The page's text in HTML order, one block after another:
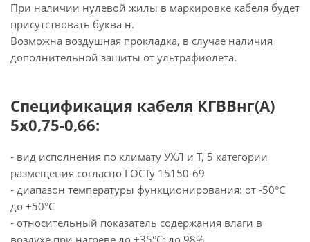
При наличии нулевой жилы в маркировке кабеля будет
присутствовать буква н.
Возможна воздушная прокладка, в случае наличия
дополнительной защиты от ультрафиолета.
Спецификация кабеля КГВВнг(А)
5х0,75-0,66:
- вид исполнения по климату УХЛ и Т, 5 категории
размещения согласно ГОСТу 15150-69
- диапазон температуры функционирования: от -50°С
до +50°С
- относительный показатель содержания влаги в
воздухе при нагреве до +35°С: до 98%